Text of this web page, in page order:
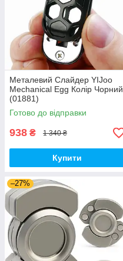
Металевий Слайдер YIJoo
Mechanical Egg Колір Чорний
(01881)
Готово до відправки
938 ₴ 1 340 ₴
Купити
–27%